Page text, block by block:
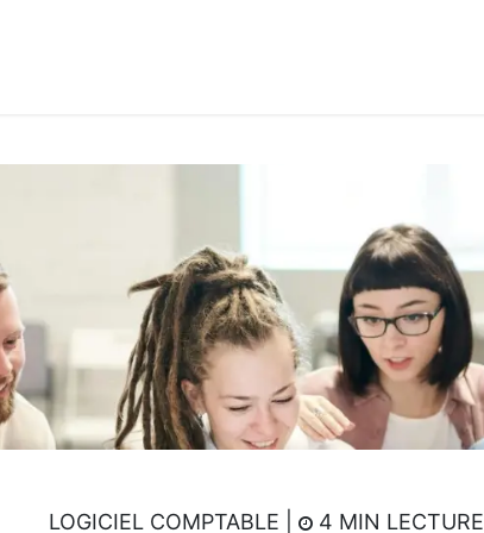
LOGICIEL COMPTABLE | 4 MIN LECTURE